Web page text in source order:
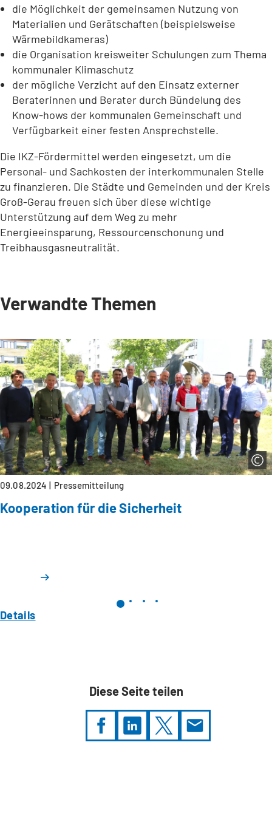
die Möglichkeit der gemeinsamen Nutzung von
Materialien und Gerätschaften (beispielsweise
Wärmebildkameras)
die Organisation kreisweiter Schulungen zum Thema
kommunaler Klimaschutz
der mögliche Verzicht auf den Einsatz externer
Beraterinnen und Berater durch Bündelung des
Know-hows der kommunalen Gemeinschaft und
Verfügbarkeit einer festen Ansprechstelle.
Die IKZ-Fördermittel werden eingesetzt, um die
Personal- und Sachkosten der interkommunalen Stelle
zu finanzieren. Die Städte und Gemeinden und der Kreis
Groß-Gerau freuen sich über diese wichtige
Unterstützung auf dem Weg zu mehr
Energieeinsparung, Ressourcenschonung und
Treibhausgasneutralität.
Verwandte Themen
09.08.2024 Pressemitteilung
Kooperation für die Sicherheit
Details
Diese Seite teilen